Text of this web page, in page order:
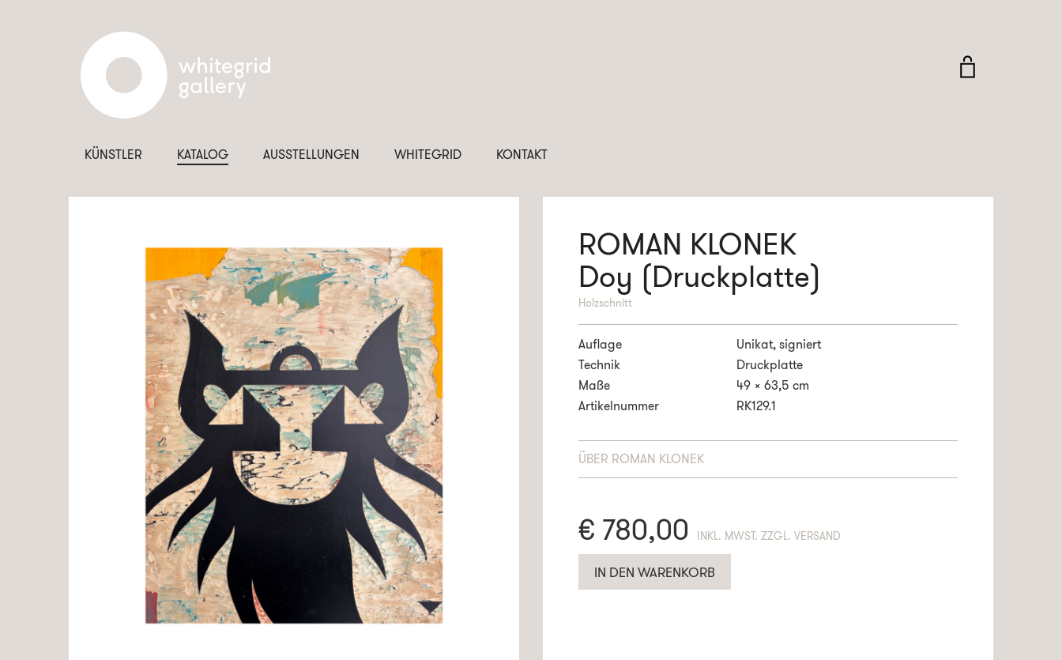
KÜNSTLER KATALOG AUSSTELLUNGEN WHITEGRID KONTAKT
ROMAN KLONEK
Doy (Druckplatte)
Holzschnitt
Auflage
Unikat, signiert
Technik
Druckplatte
Maße
49 x 63,5 cm
Artikelnummer
RK129.1
ÜBER ROMAN KLONEK
€ 780,00
IN DEN WARENKORB